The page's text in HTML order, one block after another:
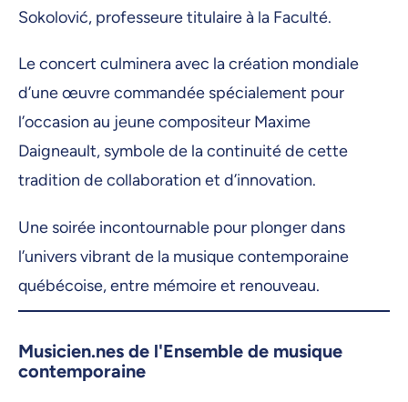
Sokolović, professeure titulaire à la Faculté.
Le concert culminera avec la création mondiale
d’une œuvre commandée spécialement pour
l’occasion au jeune compositeur Maxime
Daigneault, symbole de la continuité de cette
tradition de collaboration et d’innovation.
Une soirée incontournable pour plonger dans
l’univers vibrant de la musique contemporaine
québécoise, entre mémoire et renouveau.
Musicien.nes de l'Ensemble de musique
contemporaine